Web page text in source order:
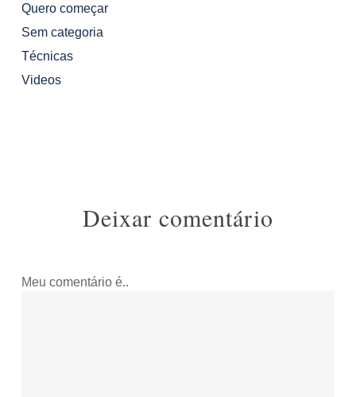
Quero começar
Sem categoria
Técnicas
Videos
Deixar comentário
Meu comentário é..